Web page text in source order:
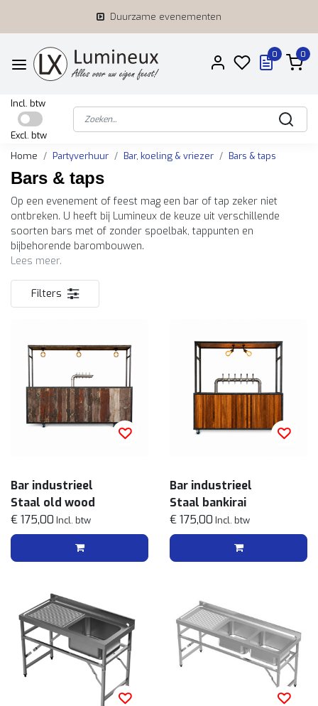
Duurzame evenementen
0 0
Incl. btw
Excl. btw
Home
Partyverhuur Bar, koeling & vriezer Bars & taps
Bars & taps
Op een evenement of feest mag een bar of tap zeker niet
ontbreken. U heeft bij Lumineux de keuze uit verschillende
soorten bars met of zonder spoelbak, tappunten en
bijbehorende barombouwen.
Lees meer.
Filters
Bar industrieel
Staal old wood
€ 175,00 Incl. btw
Bar industrieel
Staal bankirai
€ 175,00 Incl. btw